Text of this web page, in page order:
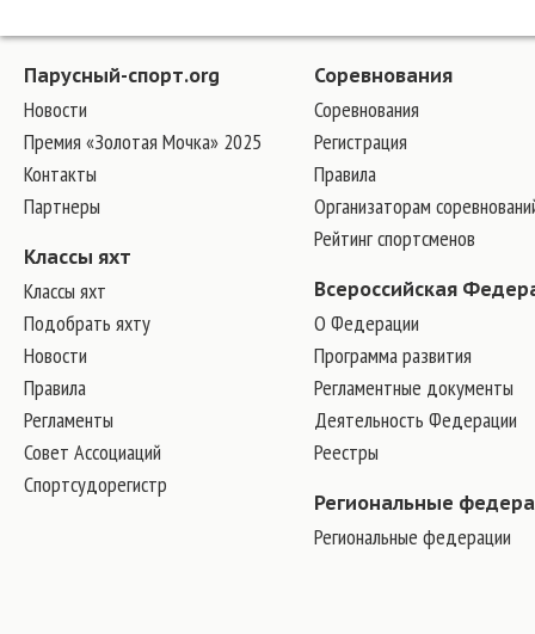
Парусный-спорт.org
Новости
Премия «Золотая Мочка» 2025
Контакты
Партнеры
Классы яхт
Классы яхт
Подобрать яхту
Новости
Правила
Регламенты
Совет Ассоциаций
Спортсудорегистр
Соревнования
Соревнования
Регистрация
Правила
Организаторам
Рейтинг спортсменов
Всероссийская
О Федерации
Программа развития
Регламентные документы
Деятельность Федерации
Реестры
Региональные
Региональные федерации